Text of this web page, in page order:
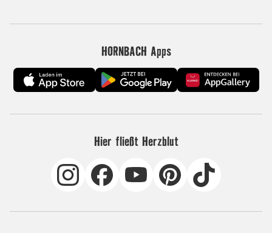
HORNBACH Apps
Hier fließt Herzblut